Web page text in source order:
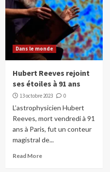
Dans le monde
Hubert Reeves rejoint
ses étoiles à 91 ans
13 octobre 2023 0
L’astrophysicien Hubert
Reeves, mort vendredi à 91
ans à Paris, fut un conteur
magistral de...
Read More